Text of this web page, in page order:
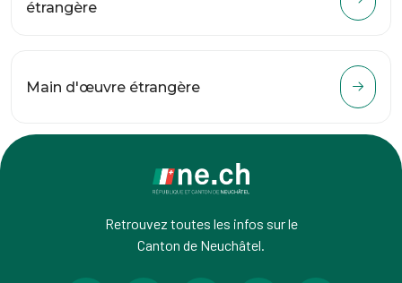
étrangère
Main d'œuvre étrangère
Retrouvez toutes les infos sur le
Canton de Neuchâtel.